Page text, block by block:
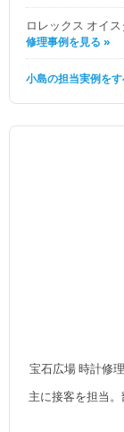
ロレックス オイ
修理事例を見る »
小島の担当実例を
宝石広場 時計修
主に接客を担当